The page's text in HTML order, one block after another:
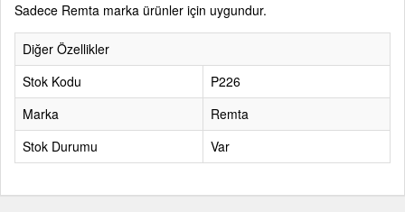
Sadece Remta marka ürünler için uygundur.
Diğer Özellikler
Stok Kodu
P226
Marka
Remta
Stok Durumu
Var